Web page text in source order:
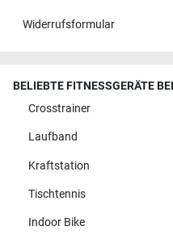
Widerrufsformular
BELIEBTE FITNESSGERÄTE
Crosstrainer
Laufband
Kraftstation
Tischtennis
Indoor Bike